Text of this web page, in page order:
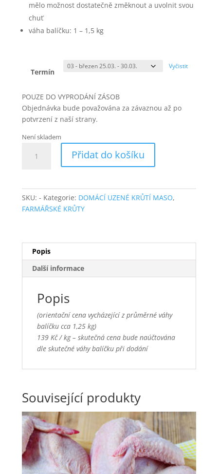
mělo možnost dostatečně změknout a uvolnit svou
chuť
váha balíčku: 1 – 1,5 kg
Termín
Vyčistit
POUZE DO VYPRODÁNÍ ZÁSOB
Objednávka bude považována za závaznou až po
potvrzení z naší strany.
Není skladem
KRŮTÍ
Přidat do košíku
SKU: - Kategorie: DOMÁCÍ UZENÉ KRŮTÍ MASO,
FARMÁŘSKÉ KRŮTY
Popis
Další informace
Popis
(orientační cena vycházející z průměrné váhy
balíčku cca 1,25 kg)
139 Kč / kg – skutečná cena bude naúčtována
dle skutečné váhy balíčku při dodání
Související produkty